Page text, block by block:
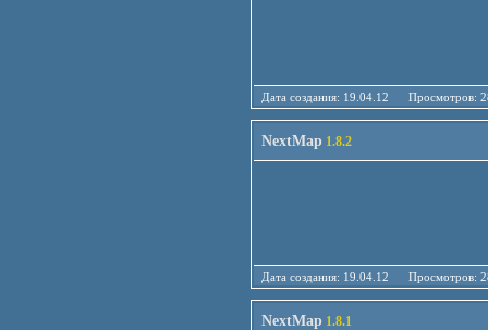
Дата создания: 19.04.12
NextMap 1.8.2
Дата создания: 19.04.12
NextMap 1.8.1